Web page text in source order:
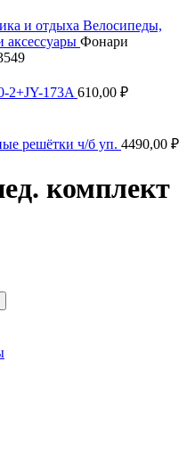
и отдыха Велосипеды,
аксессуары Фонари
2+JY-173A 610,00 ₽
решётки ч/б уп. 4490,00 ₽
комплект